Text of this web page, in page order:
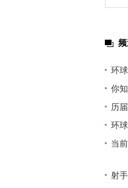
环
车？
你
历
环
什
当
射